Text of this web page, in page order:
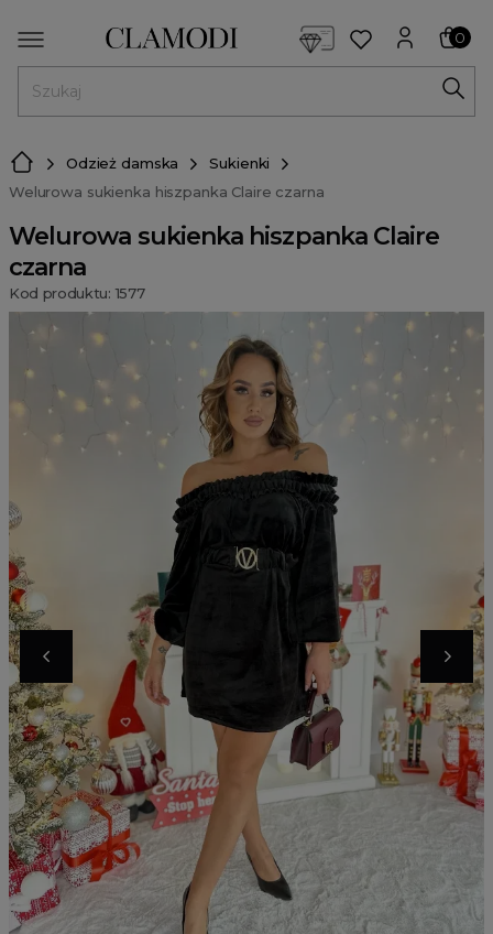
0
Odzież damska
Sukienki
Welurowa sukienka hiszpanka Claire czarna
Welurowa sukienka hiszpanka Claire
czarna
Kod produktu: 1577